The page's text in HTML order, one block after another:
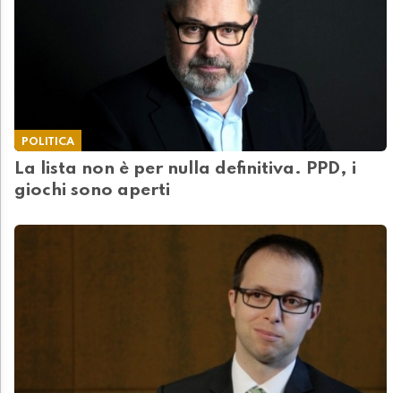
POLITICA
La lista non è per nulla definitiva. PPD, i
giochi sono aperti